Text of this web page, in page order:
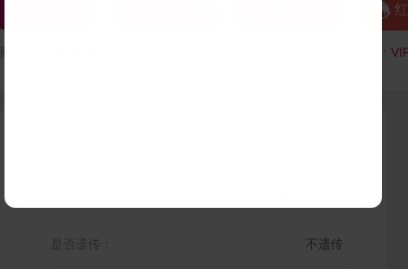

是否遗传： 不遗传